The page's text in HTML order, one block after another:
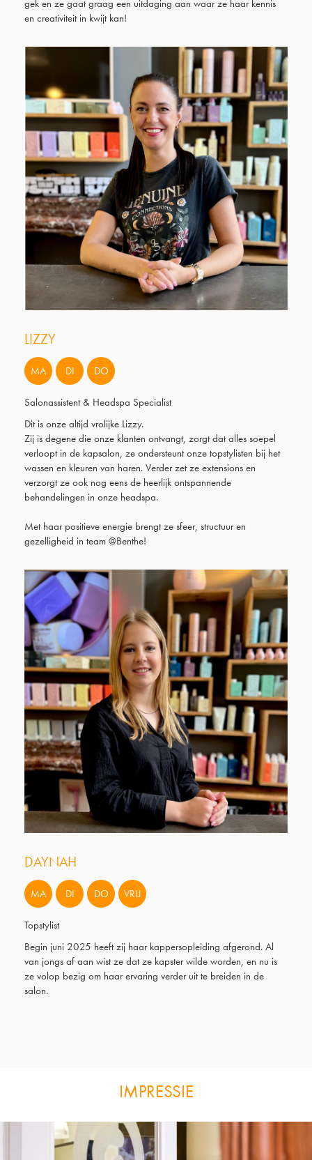
gek en ze gaat graag een uitdaging aan waar ze haar kennis
en creativiteit in kwijt kan!
LIZZY
MA DI DO
Salonassistent & Headspa Specialist
Dit is onze altijd vrolijke Lizzy.
Zij is degene die onze klanten ontvangt, zorgt dat alles soepel
verloopt in de kapsalon, ze ondersteunt onze topstylisten bij het
wassen en kleuren van haren. Verder zet ze extensions en
verzorgt ze ook nog eens de heerlijk ontspannende
behandelingen in onze headspa.
Met haar positieve energie brengt ze sfeer, structuur en
gezelligheid in team @Benthe!
DAYNAH
MA DI DO VRIJ
Topstylist
Begin juni 2025 heeft zij haar kappersopleiding afgerond. Al
van jongs af aan wist ze dat ze kapster wilde worden, en nu is
ze volop bezig om haar ervaring verder uit te breiden in de
salon.
IMPRESSIE